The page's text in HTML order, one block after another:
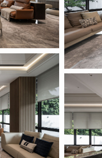
Proposal
_pic_1_17